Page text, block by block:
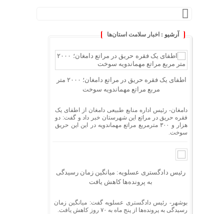
آرشیو : اخبار سلامت استان‌ها
اطفای یک فقره حریق در مراتع دامغان؛ ۲۰۰۰ متر
مربع مراتع مهماندویه سوخت
دامغان- رئیس اداره منابع طبیعی دامغان از اطفای یک
فقره حریق در مراتع این شهرستان خبر داد و گفت: دو
هزار و ۳۰۰ مترمربع مراتع مهماندویه در این این حریق
سوخت.
رئیس دادگستری عسلویه: میانگین زمان رسیدگی
به پرونده‌ها کاهش یافت
بوشهر- رئیس دادگستری عسلویه گفت: میانگین زمان
رسیدگی به پرونده‌ها از پنج ماه به ۷۰ روز کاهش یافت.